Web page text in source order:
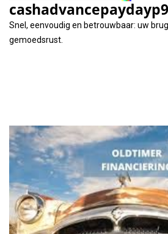
Snel, eenvoudig en betrouwbaar: uw
gemoedsrust.